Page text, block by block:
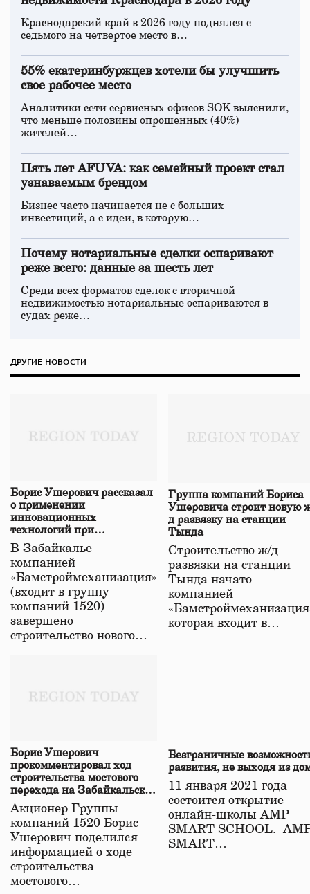
Краснодарский край в 2026 году поднялся с
седьмого на четвертое место в…
55% екатеринбуржцев хотели бы улучшить
свое рабочее место
Аналитики сети сервисных офисов SOK выяснили,
что меньше половины опрошенных (40%)
жителей…
Пять лет AFUVA: как семейный проект стал
узнаваемым брендом
Бизнес часто начинается не с больших
инвестиций, а с идеи, в которую…
Почему нотариальные сделки оспаривают
реже всего: данные за шесть лет
Среди всех форматов сделок с вторичной
недвижимостью нотариальные оспариваются в
судах реже…
ДРУГИЕ НОВОСТИ
Борис Ушерович рассказал
о применении
инновационных
технологий при
строительстве нового моста
в Забайкалье
В Забайкалье
компанией
«Бамстроймеханизация»
(входит в группу
компаний 1520)
завершено
строительство нового…
Группа компаний Бориса
Ушеровича строит новую
д развязку на станции
Тында
Строительство ж/д
развязки на станции
Тында начато
компанией
которая входит в…
Борис Ушерович
прокомментировал ход
строительства мостового
перехода на Забайкальской
железной дороге
Акционер Группы
компаний 1520 Борис
Ушерович поделился
информацией о ходе
строительства
мостового…
Безграничные
развития, не выходя из
11 января 2021 года
состоится открытие
онлайн-школы АМР
SMART SCHOOL.
SMART…